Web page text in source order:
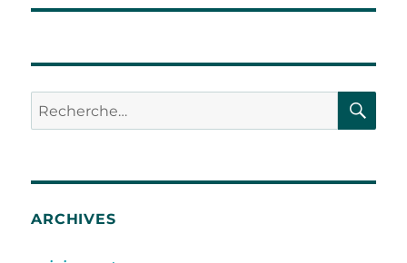
Recherche
pour :
ARCHIVES